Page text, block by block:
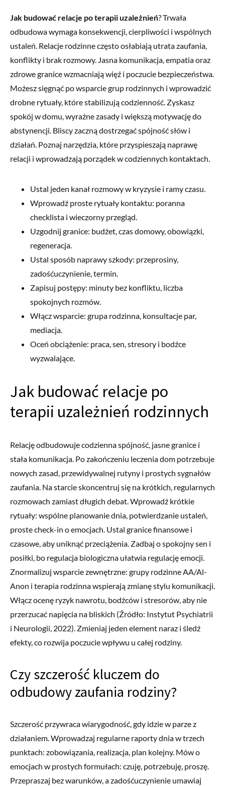
Jak budować relacje po terapii uzależnień? Trwała
odbudowa wymaga konsekwencji, cierpliwości i wspólnych
ustaleń. Relacje rodzinne często osłabiają utrata zaufania,
konflikty i brak rozmowy. Jasna komunikacja, empatia oraz
zdrowe granice wzmacniają więź i poczucie bezpieczeństwa.
Możesz sięgnąć po wsparcie grup rodzinnych i wprowadzić
drobne rytuały, które stabilizują codzienność. Zyskasz
spokój w domu, wyraźne zasady i większą motywację do
abstynencji. Bliscy zaczną dostrzegać spójność słów i
działań. Poznaj narzędzia, które przyspieszają naprawę
relacji i wprowadzają porządek w codziennych kontaktach.
Ustal jeden kanał rozmowy w kryzysie i ramy czasu.
Wprowadź proste rytuały kontaktu: poranna
checklista i wieczorny przegląd.
Uzgodnij granice: budżet, czas domowy, obowiązki,
regeneracja.
Ustal sposób naprawy szkody: przeprosiny,
zadośćuczynienie, termin.
Zapisuj postępy: minuty bez konfliktu, liczba
spokojnych rozmów.
Włącz wsparcie: grupa rodzinna, konsultacje par,
mediacja.
Oceń obciążenie: praca, sen, stresory i bodźce
wyzwalające.
Jak budować relacje po
terapii uzależnień rodzinnych
Relację odbudowuje codzienna spójność, jasne granice i
stała komunikacja. Po zakończeniu leczenia dom potrzebuje
nowych zasad, przewidywalnej rutyny i prostych sygnałów
zaufania. Na starcie skoncentruj się na krótkich, regularnych
rozmowach zamiast długich debat. Wprowadź krótkie
rytuały: wspólne planowanie dnia, potwierdzanie ustaleń,
proste check-in o emocjach. Ustal granice finansowe i
czasowe, aby uniknąć przeciążenia. Zadbaj o spokojny sen i
posiłki, bo regulacja biologiczna ułatwia regulację emocji.
Znormalizuj wsparcie zewnętrzne: grupy rodzinne AA/Al-
Anon i terapia rodzinna wspierają zmianę stylu komunikacji.
Włącz ocenę ryzyk nawrotu, bodźców i stresorów, aby nie
przerzucać napięcia na bliskich (Źródło: Instytut Psychiatrii
i Neurologii, 2022). Zmieniaj jeden element naraz i śledź
efekty, co rozwija poczucie wpływu u całej rodziny.
Czy szczerość kluczem do
odbudowy zaufania rodziny?
Szczerość przywraca wiarygodność, gdy idzie w parze z
działaniem. Wprowadzaj regularne raporty dnia w trzech
punktach: zobowiązania, realizacja, plan kolejny. Mów o
emocjach w prostych formułach: czuję, potrzebuję, proszę.
Przepraszaj bez warunków, a zadośćuczynienie umawiaj